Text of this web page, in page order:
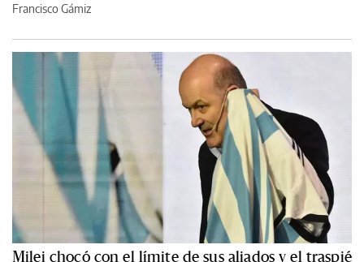
Francisco Gámiz
Milei chocó con el límite de sus aliados y el traspié